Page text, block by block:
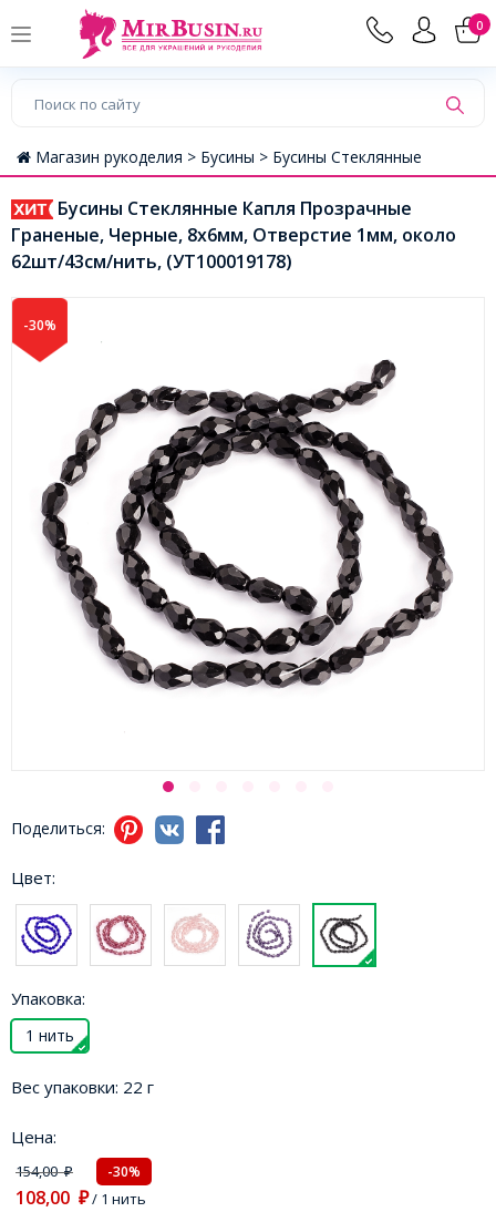
0
Магазин рукоделия > Бусины > Бусины Стеклянные
Бусины Стеклянные Капля Прозрачные
Граненые, Черные, 8х6мм, Отверстие 1мм, около
62шт/43см/нить, (УТ100019178)
-30%
Поделиться:
Цвет:
Упаковка:
1 нить
Вес упаковки: 22 г
Цена:
154,00₽ -30%
108,00 ₽/ 1 нить